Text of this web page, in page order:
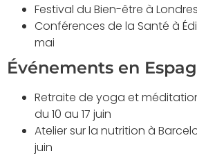
Festival du Bien-être à
Conférences de la Santé à
mai
Événements en
Retraite de yoga et
du 10 au 17 juin
Atelier sur la nutrition à
juin